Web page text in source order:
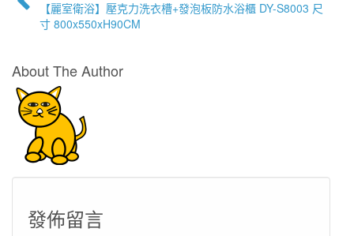
【麗室衛浴】壓克力洗衣槽+發泡板防水浴櫃 DY-S8003 尺
寸 800x550xH90CM
About The Author
發佈留言